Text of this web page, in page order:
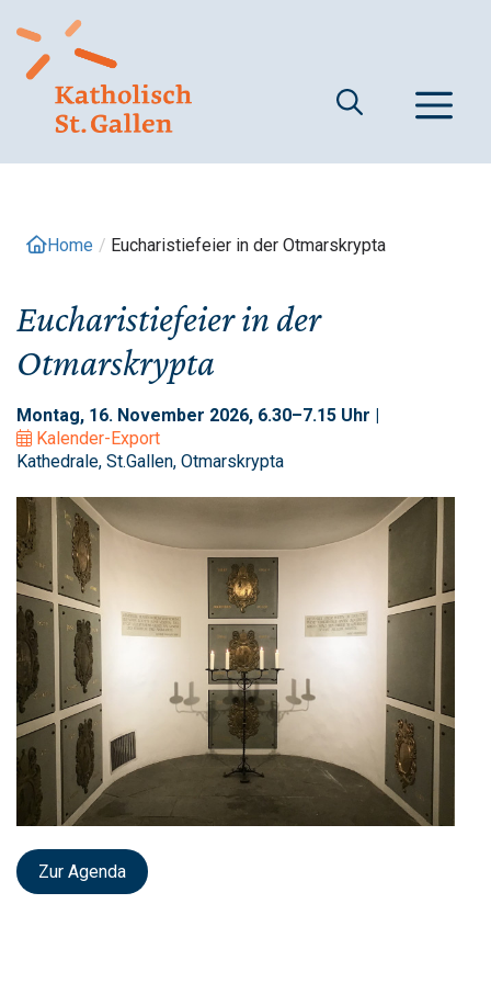
zum
Inhalt
Home / Eucharistiefeier in der Otmarskrypta
Eucharistiefeier in der
Otmarskrypta
Montag, 16. November 2026, 6.30–7.15 Uhr |
Kalender-Export
Kathedrale, St.Gallen, Otmarskrypta
Zur Agenda